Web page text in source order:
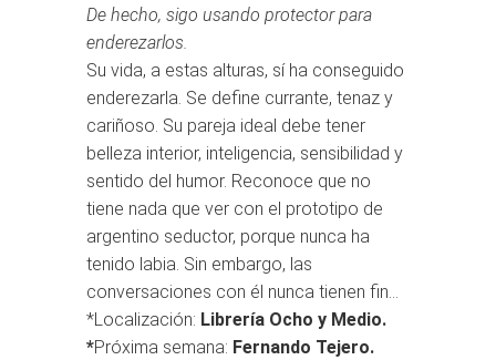
De hecho, sigo usando protector para
enderezarlos.
Su vida, a estas alturas, sí ha conseguido
enderezarla. Se define currante, tenaz y
cariñoso. Su pareja ideal debe tener
belleza interior, inteligencia, sensibilidad y
sentido del humor. Reconoce que no
tiene nada que ver con el prototipo de
argentino seductor, porque nunca ha
tenido labia. Sin embargo, las
conversaciones con él nunca tienen fin…
*Localización: Librería Ocho y Medio.
*Próxima semana: Fernando Tejero.